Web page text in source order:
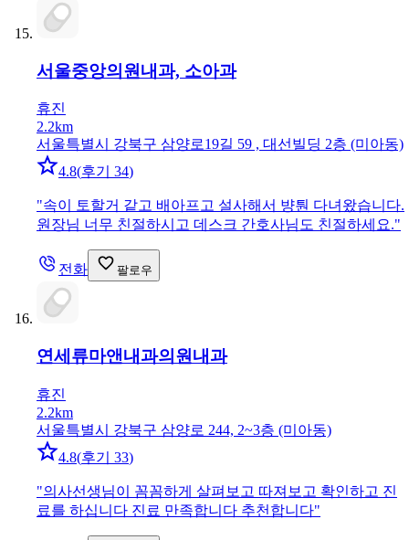
서울중앙의원 내과, 소아과
휴진
2.2km
서울특별시 강북구 삼양로19길 59 , 대선빌딩 2층 (미아동)
4.8(후기 34)
"속이 토할거 같고 배아프고 설사해서 뱡퉌 다녀왔습니다.
원장님 너무 친절하시고 데스크 간호사님도 친절하세요."
전화 팔로우
연세류마앤내과의원 내과
휴진
2.2km
서울특별시 강북구 삼양로 244, 2~3층 (미아동)
4.8(후기 33)
"의사선생님이 꼼꼼하게 살펴보고 따져보고 확인하고 진
료를 하십니다 진료 만족합니다 추천합니다"